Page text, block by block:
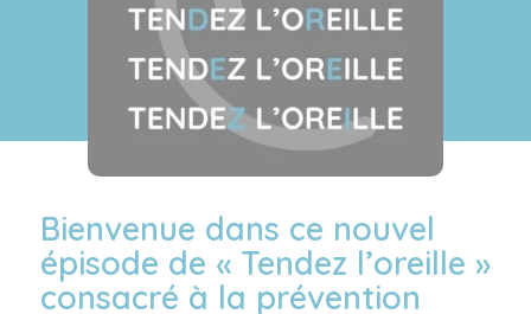
Bienvenue dans ce nouvel
épisode de « Tendez l’oreille »
consacré à la prévention